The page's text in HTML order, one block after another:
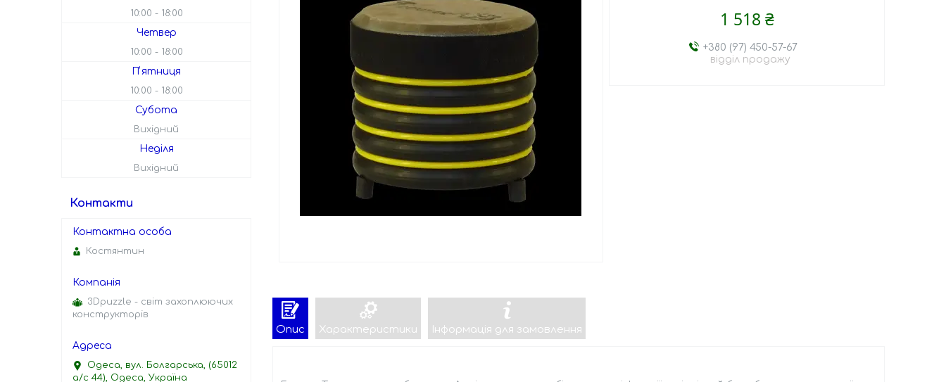
1 518 ₴
+380 (97) 450-57-67
відділ продажу
Опис Характеристики Інформація для замовлення
10:00 18:00
Четвер
10:00 18:00
Пʼятниця
10:00 18:00
Субота
Вихідний
Неділя
Вихідний
Контакти
Костянтин
3Dpuzzle - світ захоплюючих
конструкторів
Одеса, вул. Болгарська, (65012
а/с 44), Одеса, Україна